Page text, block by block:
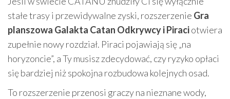
stałe trasy i przewidywalne zyski, rozszerzenie Gra
planszowa Galakta Catan Odkrywcy i Piraciotwiera
zupełnie nowy rozdział. Piraci pojawiają się „na
horyzoncie”, a Ty musisz zdecydować, czy ryzyko opłaci
się bardziej niż spokojna rozbudowa kolejnych osad.
To rozszerzenie przenosi graczy na nieznane wody,